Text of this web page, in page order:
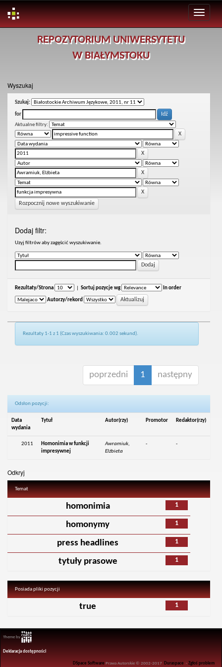
REPOZYTORIUM UNIWERSYTETU
W BIAŁYMSTOKU
Wyszukaj
Szukaj:
for
Aktualne filtry:
Rozpocznij nowe wyszukiwanie
Dodaj filtr:
Uzyj filtrów aby zagęścić wyszukiwanie.
Rezultaty/Strona Sortuj pozycje wg In order
Autorzy/rekord
Rezultaty 1-1 z 1 (Czas wyszukiwania: 0.002 sekund).
poprzedni 1 następny
Odsłon pozycji:
Data
wydania
Tytuł Autor(rzy) Promotor Redaktor(rzy)
2011
Homonimia w funkcji
impresywnej
Awramiuk,
Elżbieta
- -
Odkryj
Temat
1
homonimia
1
homonymy
1
press headlines
1
tytuły prasowe
Posiada pliki pozycji
1
true
Theme by
Deklaracja dostępności
DSpace Software Prawa Autorskie © 2002-2017 Duraspace -Zgłoś problem